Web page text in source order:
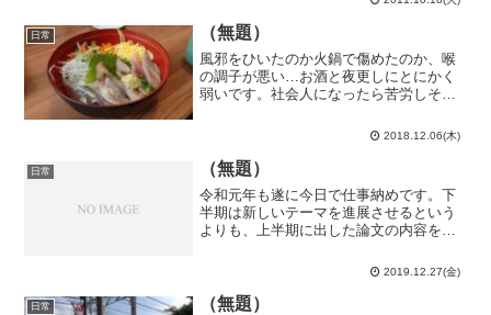
が難しいんじゃないか？…まぁ、僕はど
ちらも満足に出来ません...
日常 （無題）
風邪をひいたのか火鍋で傷めたのか、喉
の調子が悪い…お酒と夜更しにとにかく
弱いです。社会人になったら苦労しそう
と同じ内容で良いから発表しろ」とメー
ルが来て、今日は柏キャンパスで開かれ
る研究会に参加して...
2018.12.06(木)
日常 （無題）
令和元年も遂に今日で仕事納めです。下
半期は新しいテーマを進展させるという
よりも、上半期に出した論文の内容をひ
な…それはそれで重要なことだし、新し
いテーマについても遅いながらも着実に
進んではいる…と思いたい...
2019.12.27(金)
日常 （無題）